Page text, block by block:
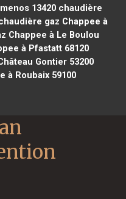
13420 chaudière
gaz Chappee à
Chappee à Le Boulou
à Pfastatt 68120
Gontier 53200
à Roubaix 59100